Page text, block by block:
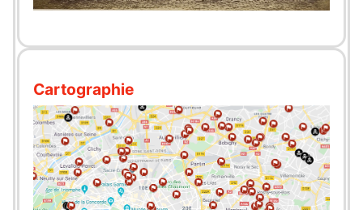
Cartographie